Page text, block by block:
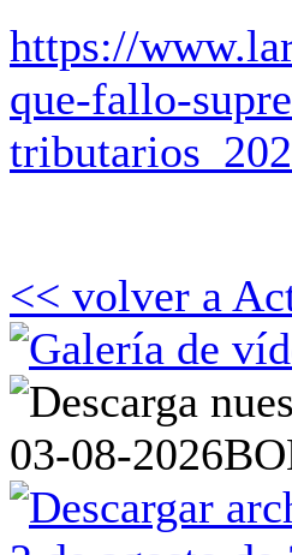
https://
que-fallo-
<< volver a
03-08-2026